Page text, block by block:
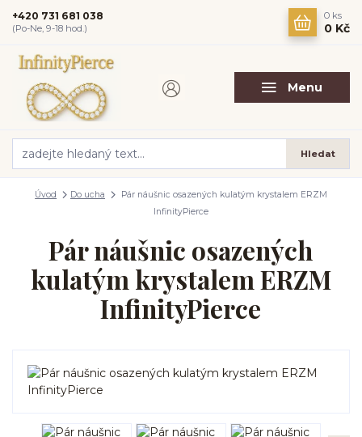
Menu
Hledat
+420 731 681 038
(Po-Ne, 9-18 hod.)
0 ks
0 Kč
Úvod Do ucha
Pár náušnic osazených kulatým krystalem ERZM
InfinityPierce
Pár náušnic osazených
kulatým krystalem ERZM
InfinityPierce